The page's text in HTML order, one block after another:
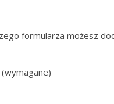
formularza możesz
(wymagane)